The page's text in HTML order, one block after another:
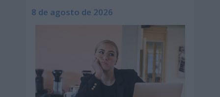
8 de agosto de 2026